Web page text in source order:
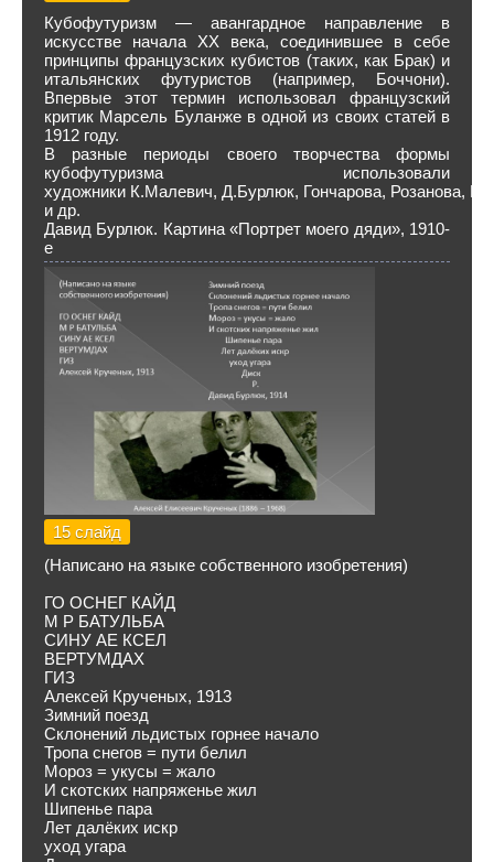
Кубофутуризм — авангардное направление в
искусстве начала XX века, соединившее в себе
принципы французских кубистов (таких, как Брак) и
итальянских футуристов (например, Боччони).
Впервые этот термин использовал французский
критик Марсель Буланже в одной из своих статей в
1912 году.
В разные периоды своего творчества формы
кубофутуризма использовали
художники К.Малевич, Д.Бурлюк, Гончарова, Розанова,
и др.
Давид Бурлюк. Картина «Портрет моего дяди», 1910-
е
15 слайд
(Написано на языке собственного изобретения)
ГО ОСНЕГ КАЙД
М Р БАТУЛЬБА
СИНУ АЕ КСЕЛ
ВЕРТУМДАХ
ГИЗ
Алексей Крученых, 1913
Зимний поезд
Склонений льдистых горнее начало
Тропа снегов = пути белил
Мороз = укусы = жало
И скотских напряженье жил
Шипенье пара
Лет далёких искр
уход угара